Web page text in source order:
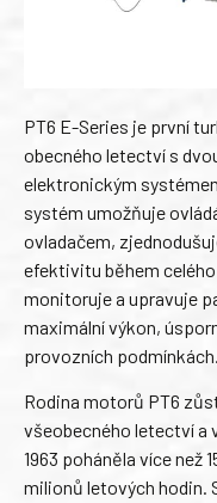
PT6 E-Series je první
obecného letectví s
elektronickým
systém umožňuje
ovladačem,
efektivitu během
monitoruje a upravuje
maximální výkon,
provozních podmínkách.
Rodina motorů PT6
všeobecného letectví a
1963 poháněla více než
milionů letových hodin.